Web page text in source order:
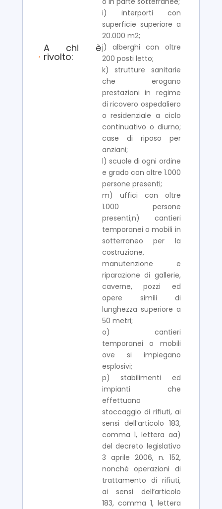
A chi è
rivolto:
i) interporti con
superficie superiore a
20.000 m2;
j) alberghi con oltre
200 posti letto;
k) strutture sanitarie
che erogano
prestazioni in regime
di ricovero ospedaliero
o residenziale a ciclo
continuativo o diurno;
case di riposo per
anziani;
l) scuole di ogni ordine
e grado con oltre 1.000
persone presenti;
m) uffici con oltre
1.000 persone
presenti;n) cantieri
temporanei o mobili in
sotterraneo per la
costruzione,
manutenzione e
riparazione di gallerie,
caverne, pozzi ed
opere simili di
lunghezza superiore a
50 metri;
o) cantieri
temporanei o mobili
ove si impiegano
esplosivi;
p) stabilimenti ed
impianti che
effettuano
stoccaggio di rifiuti, ai
sensi dell’articolo 183,
comma 1, lettera aa)
del decreto legislativo
3 aprile 2006, n. 152,
nonché operazioni di
trattamento di rifiuti,
ai sensi dell’articolo
183, comma 1, lettera